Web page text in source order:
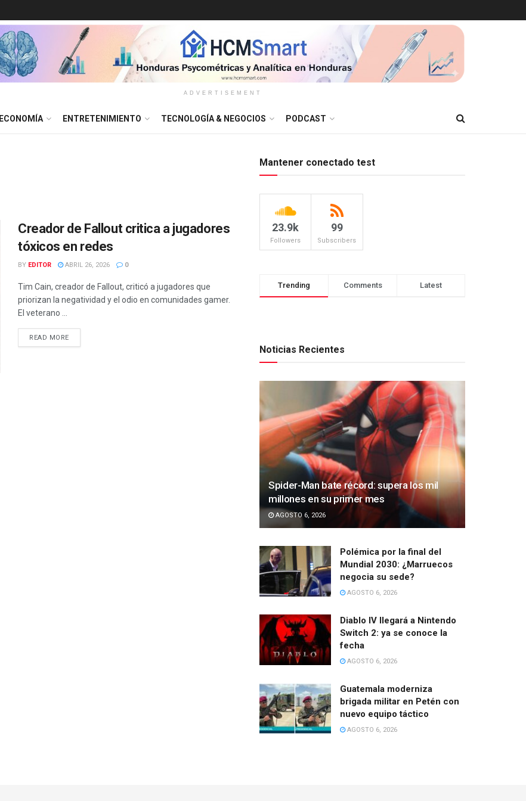
ADVERTISEMENT
ECONOMÍA ENTRETENIMIENTO TECNOLOGÍA & NEGOCIOS PODCAST
Creador de Fallout critica a jugadores
tóxicos en redes
BY EDITOR ABRIL 26, 2026 0
Tim Cain, creador de Fallout, criticó a jugadores que
priorizan la negatividad y el odio en comunidades gamer.
El veterano ...
READ MORE
Mantener conectado test
23.9k
Followers
99
Subscribers
Trending Comments Latest
Noticias Recientes
Spider-Man bate récord: supera los mil
millones en su primer mes
AGOSTO 6, 2026
Polémica por la final del
Mundial 2030: ¿Marruecos
negocia su sede?
AGOSTO 6, 2026
Diablo IV llegará a Nintendo
Switch 2: ya se conoce la
fecha
AGOSTO 6, 2026
Guatemala moderniza
brigada militar en Petén con
nuevo equipo táctico
AGOSTO 6, 2026